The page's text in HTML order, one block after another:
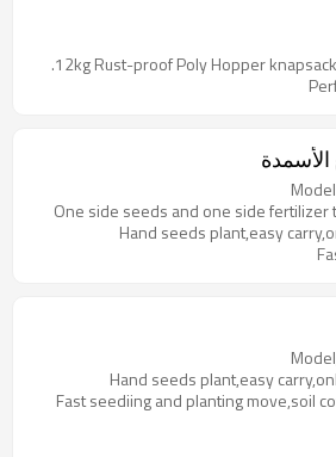
12kg Rust-proof Poly Hopper
2,Fast seediing and planting move,soil